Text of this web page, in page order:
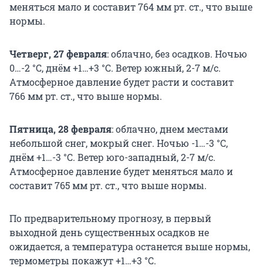
меняться мало и составит 764 мм рт. ст., что выше
нормы.
Четверг, 27 февраля: облачно, без осадков. Ночью
0…-2 °С, днём +1…+3 °С. Ветер южный, 2-7 м/с.
Атмосферное давление будет расти и составит
766 мм рт. ст., что выше нормы.
Пятница, 28 февраля: облачно, днем местами
небольшой снег, мокрый снег. Ночью -1…-3 °С,
днём +1…-3 °С. Ветер юго-западный, 2-7 м/с.
Атмосферное давление будет меняться мало и
составит 765 мм рт. ст., что выше нормы.
По предварительному прогнозу, в первый
выходной день существенных осадков не
ожидается, а температура останется выше нормы,
термометры покажут +1…+3 °С.